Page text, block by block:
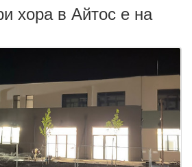
хора в Айтос е на